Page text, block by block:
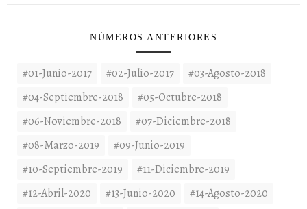
NÚMEROS ANTERIORES
#01-Junio-2017 #02-Julio-2017
#03-Agosto-2018
#04-Septiembre-2018
#05-Octubre-2018
#06-Noviembre-2018
#07-Diciembre-2018
#08-Marzo-2019
#09-Junio-2019
#10-Septiembre-2019
#11-Diciembre-2019
#12-Abril-2020
#13-Junio-2020
#14-Agosto-2020